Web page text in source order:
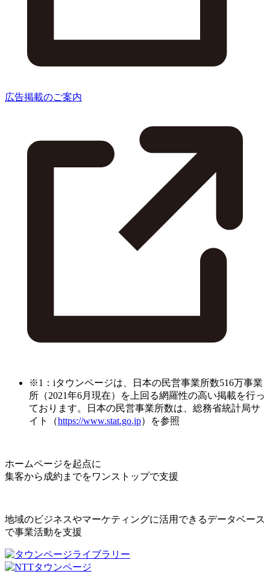
広告掲載のご案内
※1：iタウンページは、日本の民営事業所数516万事業
所（2021年6月現在）を上回る網羅性の高い掲載を行っ
ております。日本の民営事業所数は、総務省統計局サ
イト（https://www.stat.go.jp）を参照
ホームページを起点に
集客から成約までをワンストップで支援
地域のビジネスやマーケティングに活用できるデータベース
で事業活動を支援